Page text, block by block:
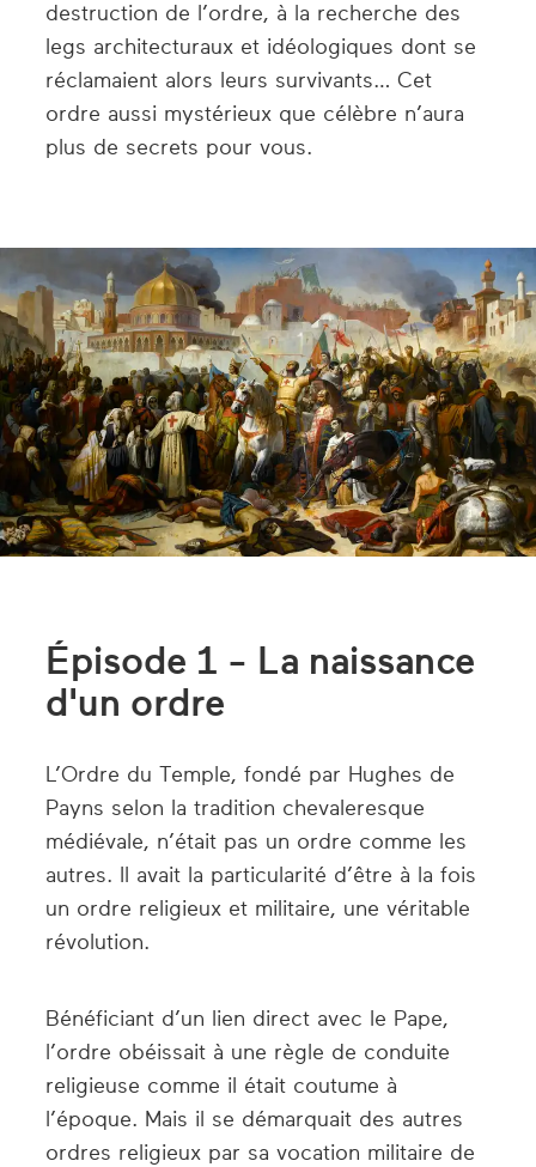
destruction de l’ordre, à la recherche des
legs architecturaux et idéologiques dont se
réclamaient alors leurs survivants… Cet
ordre aussi mystérieux que célèbre n’aura
plus de secrets pour vous.
Épisode 1 - La naissance
d'un ordre
L’Ordre du Temple, fondé par Hughes de
Payns selon la tradition chevaleresque
médiévale, n’était pas un ordre comme les
autres. Il avait la particularité d’être à la fois
un ordre religieux et militaire, une véritable
révolution.
Bénéficiant d’un lien direct avec le Pape,
l’ordre obéissait à une règle de conduite
religieuse comme il était coutume à
l’époque. Mais il se démarquait des autres
ordres religieux par sa vocation militaire de